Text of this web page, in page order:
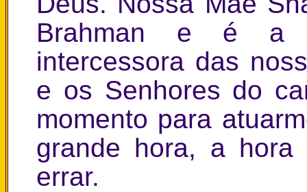
Brahman e é a
intercessora das
e os Senhores do
momento para
grande hora, a hora
errar.